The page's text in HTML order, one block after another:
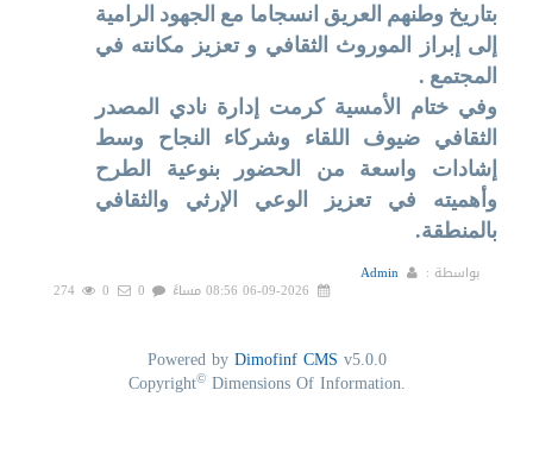
بتاريخ وطنهم العريق انسجاما مع الجهود الرامية
إلى إبراز الموروث الثقافي و تعزيز مكانته في
المجتمع .
وفي ختام الأمسية كرمت إدارة نادي المصدر
الثقافي ضيوف اللقاء وشركاء النجاح وسط
إشادات واسعة من الحضور بنوعية الطرح
وأهميته في تعزيز الوعي الإرثي والثقافي
بالمنطقة.
بواسطة : Admin
Powered byDimofinf CMS v5.0.0
Copyright©Dimensions Of Information.